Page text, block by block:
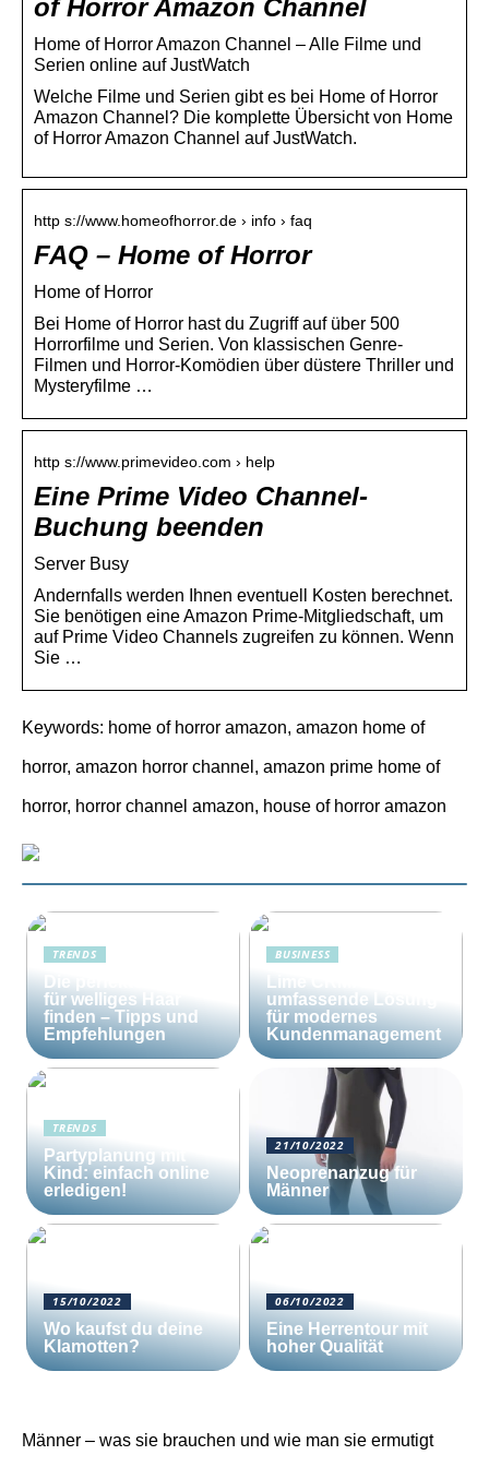
of Horror Amazon Channel
Home of Horror Amazon Channel – Alle Filme und
Serien online auf JustWatch
Welche Filme und Serien gibt es bei Home of Horror
Amazon Channel? Die komplette Übersicht von Home
of Horror Amazon Channel auf JustWatch.
http s://www.homeofhorror.de › info › faq
FAQ – Home of Horror
Home of Horror
Bei Home of Horror hast du Zugriff auf über 500
Horrorfilme und Serien. Von klassischen Genre-
Filmen und Horror-Komödien über düstere Thriller und
Mysteryfilme …
http s://www.primevideo.com › help
Eine Prime Video Channel-
Buchung beenden
Server Busy
Andernfalls werden Ihnen eventuell Kosten berechnet.
Sie benötigen eine Amazon Prime-Mitgliedschaft, um
auf Prime Video Channels zugreifen zu können. Wenn
Sie …
Keywords: home of horror amazon, amazon home of
horror, amazon horror channel, amazon prime home of
horror, horror channel amazon, house of horror amazon
TRENDS
Die perfekte Bürste
für welliges Haar
finden – Tipps und
Empfehlungen
BUSINESS
Lime CRM: Die
umfassende Lösung
für modernes
Kundenmanagement
TRENDS
Partyplanung mit
Kind: einfach online
erledigen!
21/10/2022
Neoprenanzug für
Männer
15/10/2022
Wo kaufst du deine
Klamotten?
06/10/2022
Eine Herrentour mit
hoher Qualität
Männer – was sie brauchen und wie man sie ermutigt